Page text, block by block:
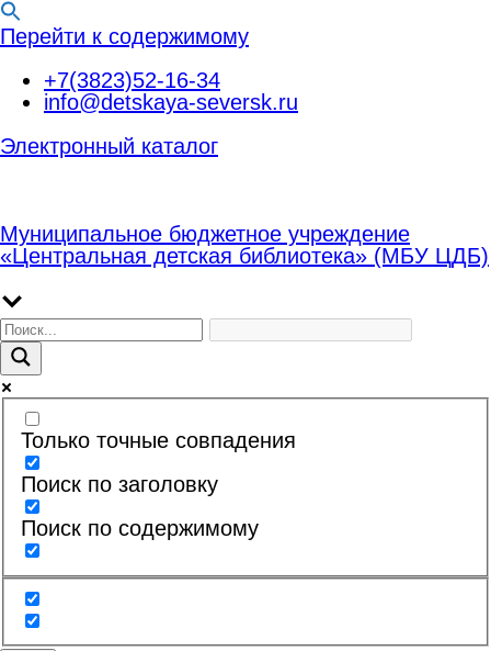
Перейти к содержимому
+7(3823)52-16-34
info@detskaya-seversk.ru
Электронный каталог
Муниципальное бюджетное учреждение
«Центральная детская библиотека» (МБУ ЦДБ)
Только точные совпадения
Поиск по заголовку
Поиск по содержимому